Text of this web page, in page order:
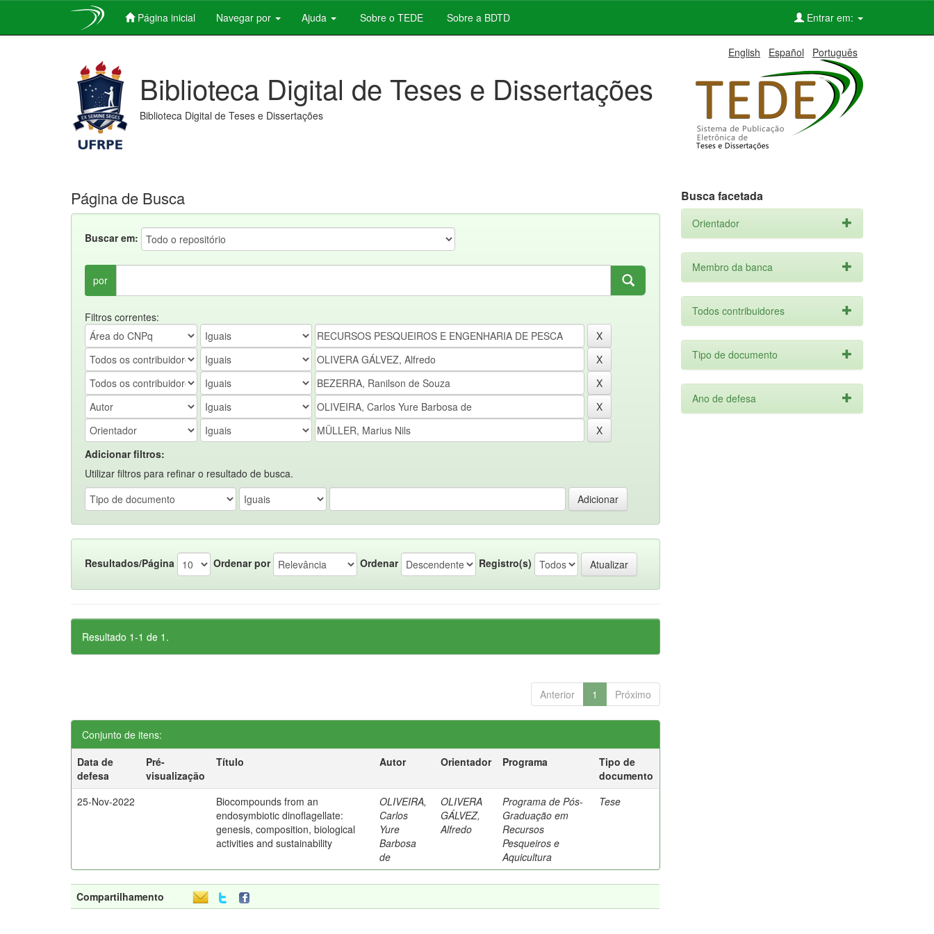
Página inicial Navegar por Ajuda Sobre o TEDE Sobre a BDTD Entrar em:
English Español Português
Biblioteca Digital de Teses e Dissertações
Biblioteca Digital de Teses e Dissertações
Página de Busca
Buscar em:
por
Filtros correntes:
Adicionar filtros:
Utilizar filtros para refinar o resultado de busca.
Resultados/Página Ordenar por Ordenar Registro(s)
Resultado 1-1 de 1.
Anterior 1 Próximo
Conjunto de itens:
Data de
defesa
Pré-
visualização
Título Autor Orientador Programa
Tipo de
documento
25-Nov-2022
Biocompounds from an
endosymbiotic dinoflagellate:
genesis, composition, biological
activities and sustainability
OLIVEIRA,
Carlos
Yure
Barbosa
de
OLIVERA
GÁLVEZ,
Alfredo
Programa de Pós-
Graduação em
Recursos
Pesqueiros e
Aquicultura
Tese
Compartilhamento
Busca facetada
Orientador
Membro da banca
Todos contribuidores
Tipo de documento
Ano de defesa